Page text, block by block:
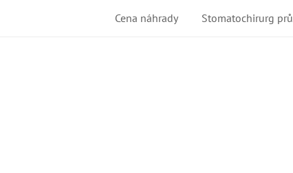
Cena náhrady Stomatochirurg